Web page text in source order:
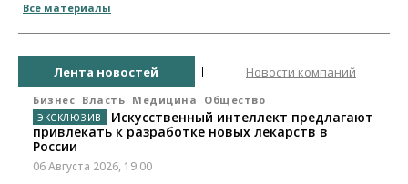
Все материалы
Лента новостей Новости компаний
Бизнес Власть Медицина Общество
Искусственный интеллект предлагают
привлекать к разработке новых лекарств в
России
06 Августа 2026, 19:00